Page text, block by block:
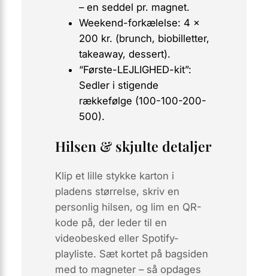
– en seddel pr. magnet.
Weekend-forkælelse: 4 ×
200 kr. (brunch, biobilletter,
takeaway, dessert).
“Første-LEJLIGHED-kit”:
Sedler i stigende
rækkefølge (100-100-200-
500).
Hilsen & skjulte detaljer
Klip et lille stykke karton i
pladens størrelse, skriv en
personlig hilsen, og lim en QR-
kode på, der leder til en
videobesked eller Spotify-
playliste. Sæt kortet på bagsiden
med to magneter – så opdages